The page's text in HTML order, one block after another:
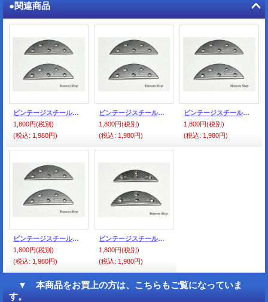
●関連商品
ビンテージスチール ＃80 （5足入り）
1,800円(税別)
(税込: 1,980円)
ビンテージスチール ＃70 （5足入り）
1,800円(税別)
(税込: 1,980円)
ビンテージスチール ＃60 （5足入り）
1,800円(税別)
(税込: 1,980円)
ビンテージスチール ＃50 （5足入り）
1,800円(税別)
(税込: 1,980円)
ビンテージスチール ＃40 （5足入り）
1,800円(税別)
(税込: 1,980円)
▼ 本商品をお買上の方は、こちらもご覧になっていま
す。